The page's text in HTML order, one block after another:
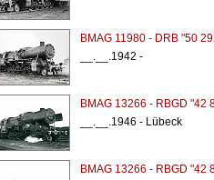
BMAG 11980 - DRB "50
__.__.1942 -
BMAG 13266 - RBGD "42
__.__.1946 - Lübeck
BMAG 13266 - RBGD "42